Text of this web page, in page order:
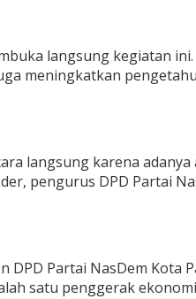
langsung kegiatan
meningkatkan
langsung karena
pengurus DPD Partai
Partai NasDem Kota
satu penggerak